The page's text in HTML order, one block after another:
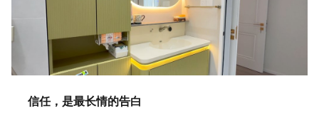
信任，是最长情的告白